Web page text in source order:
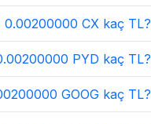
0.00200000 CX kaç TL?
PYD kaç TL?
GOOG kaç TL?